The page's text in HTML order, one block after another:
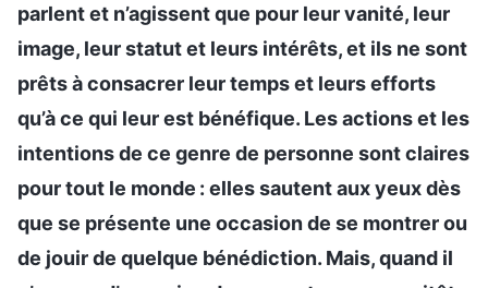
parlent et n’agissent que pour leur vanité, leur
image, leur statut et leurs intérêts, et ils ne sont
prêts à consacrer leur temps et leurs efforts
qu’à ce qui leur est bénéfique. Les actions et les
intentions de ce genre de personne sont claires
pour tout le monde : elles sautent aux yeux dès
que se présente une occasion de se montrer ou
de jouir de quelque bénédiction. Mais, quand il